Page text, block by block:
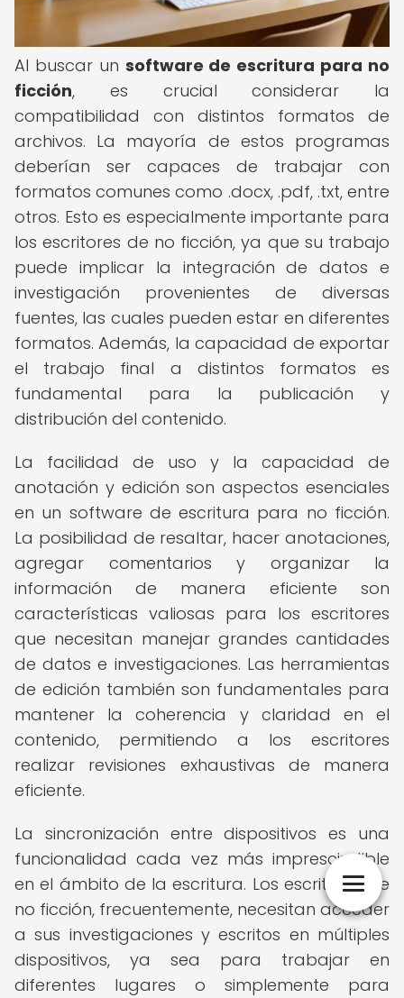
Al buscar un software de escritura para no
ficción, es crucial considerar la
compatibilidad con distintos formatos de
archivos. La mayoría de estos programas
deberían ser capaces de trabajar con
formatos comunes como .docx, .pdf, .txt, entre
otros. Esto es especialmente importante para
los escritores de no ficción, ya que su trabajo
puede implicar la integración de datos e
investigación provenientes de diversas
fuentes, las cuales pueden estar en diferentes
formatos. Además, la capacidad de exportar
el trabajo final a distintos formatos es
fundamental para la publicación y
distribución del contenido.
La facilidad de uso y la capacidad de
anotación y edición son aspectos esenciales
en un software de escritura para no ficción.
La posibilidad de resaltar, hacer anotaciones,
agregar comentarios y organizar la
información de manera eficiente son
características valiosas para los escritores
que necesitan manejar grandes cantidades
de datos e investigaciones. Las herramientas
de edición también son fundamentales para
mantener la coherencia y claridad en el
contenido, permitiendo a los escritores
realizar revisiones exhaustivas de manera
eficiente.
La sincronización entre dispositivos es una
funcionalidad cada vez más imprescindible
en el ámbito de la escritura. Los escritores de
no ficción, frecuentemente, necesitan acceder
a sus investigaciones y escritos en múltiples
dispositivos, ya sea para trabajar en
diferentes lugares o simplemente para